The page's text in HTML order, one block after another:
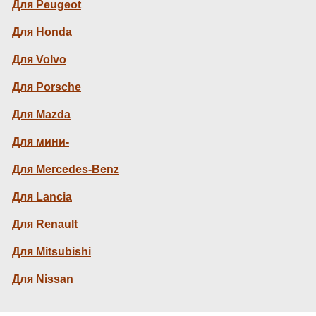
Для Peugeot
Для Honda
Для Volvo
Для Porsche
Для Mazda
Для мини-
Для Mercedes-Benz
Для Lancia
Для Renault
Для Mitsubishi
Для Nissan